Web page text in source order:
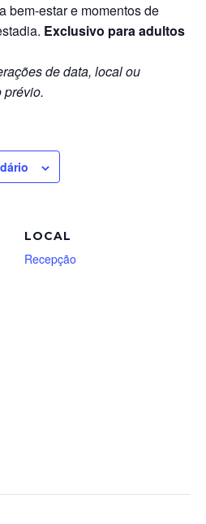
bem-estar e momentos de
Exclusivo para adultos
de data, local ou
prévio.
LOCAL
Recepção